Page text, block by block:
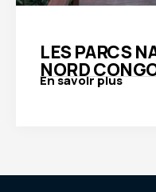
LES PARCS
NORD
En savoir plus